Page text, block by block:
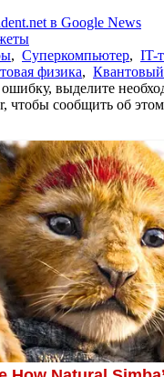
в Google News
, Суперкомпьютер, IT-
физика, Квантовый
выделите
чтобы сообщить об